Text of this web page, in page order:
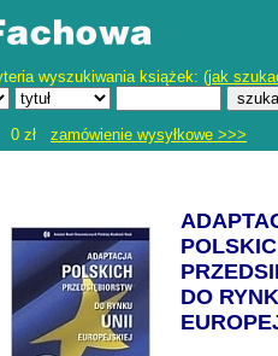
wyszukiwania książek: (jak
0 zł zamówienie wysyłkowe >>>
DO